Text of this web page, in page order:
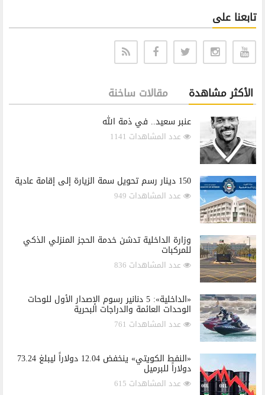
تابعنا على
الأكثر مشاهدة مقالات ساخنة
عنبر سعيد.. في ذمة الله
عدد المشاهدات 1141
150 دينار رسم تحويل سمة الزيارة إلى إقامة عادية
عدد المشاهدات 949
وزارة الداخلية تدشن خدمة الحجز المنزلي الذكي
للمركبات
عدد المشاهدات 836
«الداخلية»: 5 دنانير رسوم الإصدار الأول للوحات
الوحدات العائمة والدراجات البحرية
عدد المشاهدات 761
«النفط الكويتي» ينخفض 12.04 دولاراً ليبلغ 73.24
دولاراً للبرميل
عدد المشاهدات 615